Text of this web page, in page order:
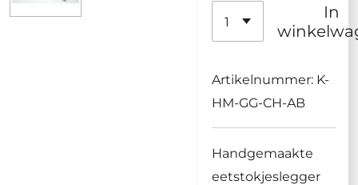
In
Artikelnummer: K-
HM-GG-CH-AB
Handgemaakte
eetstokjeslegger